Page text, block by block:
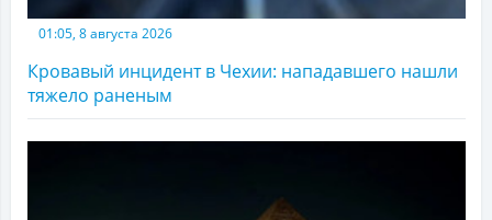
01:05, 8 августа 2026
Кровавый инцидент в Чехии: нападавшего нашли
тяжело раненым